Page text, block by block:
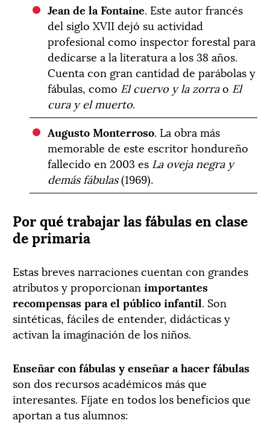
Jean de la Fontaine. Este autor francés
del siglo XVII dejó su actividad
profesional como inspector forestal para
dedicarse a la literatura a los 38 años.
Cuenta con gran cantidad de parábolas y
fábulas, como El cuervo y la zorrao El
cura y el muerto.
Augusto Monterroso. La obra más
memorable de este escritor hondureño
fallecido en 2003 es La oveja negra y
demás fábulas(1969).
Por qué trabajar las fábulas en clase
de primaria
Estas breves narraciones cuentan con grandes
atributos y proporcionan importantes
recompensas para el público infantil. Son
sintéticas, fáciles de entender, didácticas y
activan la imaginación de los niños.
Enseñar con fábulas y enseñar a hacer fábulas
son dos recursos académicos más que
interesantes. Fíjate en todos los beneficios que
aportan a tus alumnos: